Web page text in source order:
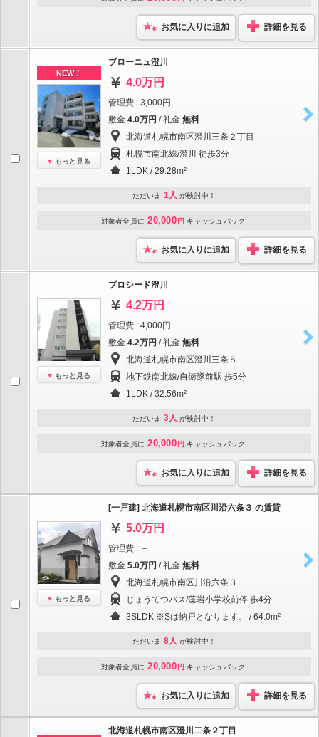
お気に入りに追加 詳細を見る
NEW！
もっと見る
ブローニュ澄川
4.0万円
管理費 : 3,000円
敷金 4.0万円 / 礼金 無料
北海道札幌市南区澄川三条２丁目
札幌市南北線/澄川 徒歩3分
1LDK / 29.28m²
ただいま 1人 が検討中！
対象者全員に 20,000 円 キャッシュバック!
お気に入りに追加 詳細を見る
もっと見る
プロシード澄川
4.2万円
管理費 : 4,000円
敷金 4.2万円 / 礼金 無料
北海道札幌市南区澄川三条５
地下鉄南北線/自衛隊前駅 歩5分
1LDK / 32.56m²
ただいま 3人 が検討中！
対象者全員に 20,000 円 キャッシュバック!
お気に入りに追加 詳細を見る
もっと見る
[一戸建] 北海道札幌市南区川沿六条３ の賃貸
5.0万円
管理費 : －
敷金 5.0万円 / 礼金 無料
北海道札幌市南区川沿六条３
じょうてつバス/藻岩小学校前停 歩4分
3SLDK ※Sは納戸となります。 / 64.0m²
ただいま 8人 が検討中！
対象者全員に 20,000 円 キャッシュバック!
お気に入りに追加 詳細を見る
北海道札幌市南区澄川二条２丁目